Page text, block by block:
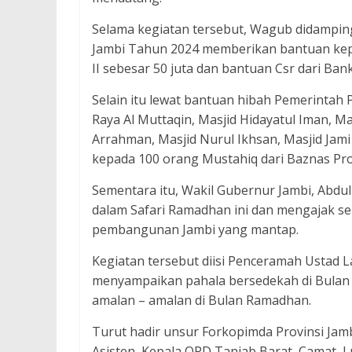
Selama kegiatan tersebut, Wagub
Jambi Tahun 2024 memberikan bantuan
II sebesar 50 juta dan bantuan Csr dari
Selain itu lewat bantuan hibah Pemerintah
Raya Al Muttaqin, Masjid Hidayatul Iman,
Arrahman, Masjid Nurul Ikhsan, Masjid
kepada 100 orang Mustahiq dari Baznas
Sementara itu, Wakil Gubernur Jambi,
dalam Safari Ramadhan ini dan mengajak
pembangunan Jambi yang mantap.
Kegiatan tersebut diisi Penceramah Ustad
menyampaikan pahala bersedekah di
amalan – amalan di Bulan Ramadhan.
Turut hadir unsur Forkopimda Provinsi